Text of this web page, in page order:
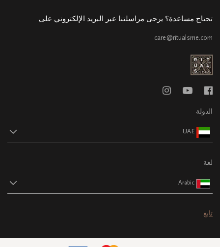
تحتاج مساعدة؟ يرجى مراسلتنا عبر البريد الإلكتروني على
care@ritualsme.com
الدولة
UAE
لغة
Arabic
تابع